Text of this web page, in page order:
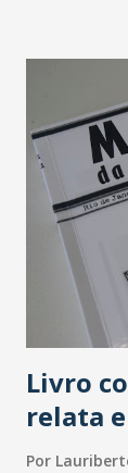
(PA) x São
jogar em 11
Luís (MA)
Livro
relata
Por